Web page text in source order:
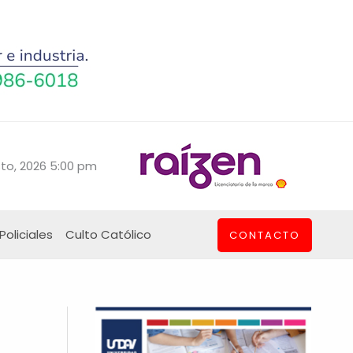
2026 5:00 pm
Policiales Culto Católico CONTACTO